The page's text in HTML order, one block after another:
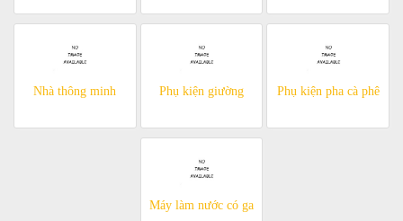
Nhà thông minh Phụ kiện giường Phụ kiện pha cà phê
Máy làm nước có ga